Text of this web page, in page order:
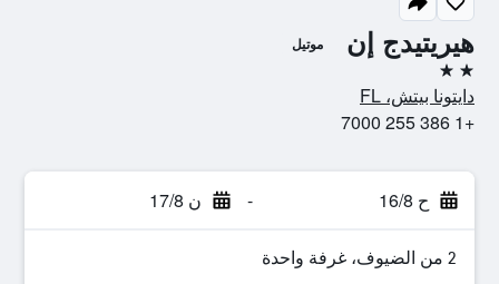
هيريتيدج إن موتيل
2 نجمتين
دايتونا بيتش، FL
+1 386 255 7000
ح 16/8 - ن 17/8
2 من الضيوف، غرفة واحدة